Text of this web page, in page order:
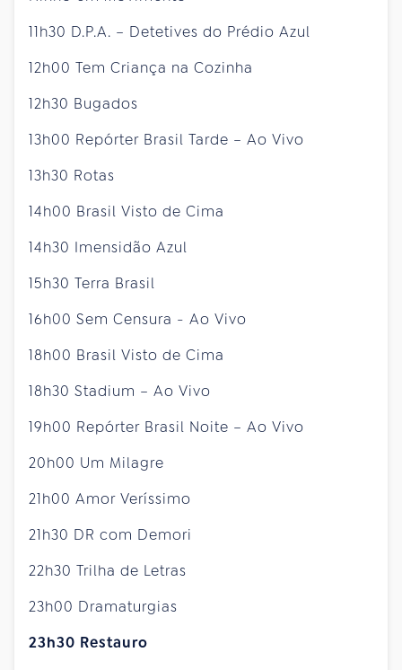
11h30 D.P.A. – Detetives do Prédio Azul
12h00 Tem Criança na Cozinha
12h30 Bugados
13h00 Repórter Brasil Tarde – Ao Vivo
13h30 Rotas
14h00 Brasil Visto de Cima
14h30 Imensidão Azul
15h30 Terra Brasil
16h00 Sem Censura - Ao Vivo
18h00 Brasil Visto de Cima
18h30 Stadium – Ao Vivo
19h00 Repórter Brasil Noite – Ao Vivo
20h00 Um Milagre
21h00 Amor Veríssimo
21h30 DR com Demori
22h30 Trilha de Letras
23h00 Dramaturgias
23h30 Restauro